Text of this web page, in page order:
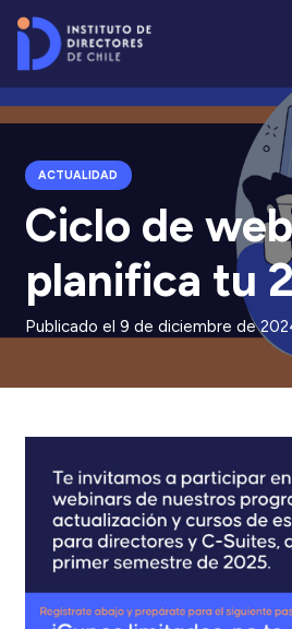
ACTUALIDAD
Ciclo de
planifica tu
Publicado el 9 de diciembre de